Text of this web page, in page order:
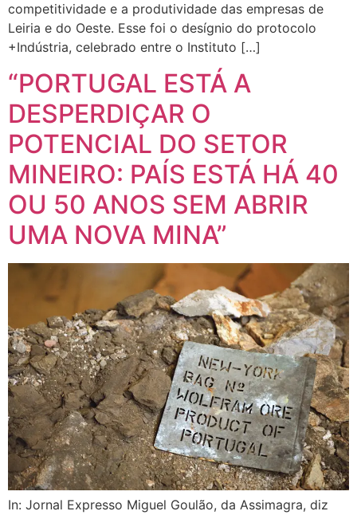
competitividade e a produtividade das empresas de
Leiria e do Oeste. Esse foi o desígnio do protocolo
+Indústria, celebrado entre o Instituto […]
“PORTUGAL ESTÁ A
DESPERDIÇAR O
POTENCIAL DO SETOR
MINEIRO: PAÍS ESTÁ HÁ 40
OU 50 ANOS SEM ABRIR
UMA NOVA MINA”
In: Jornal Expresso Miguel Goulão, da Assimagra, diz